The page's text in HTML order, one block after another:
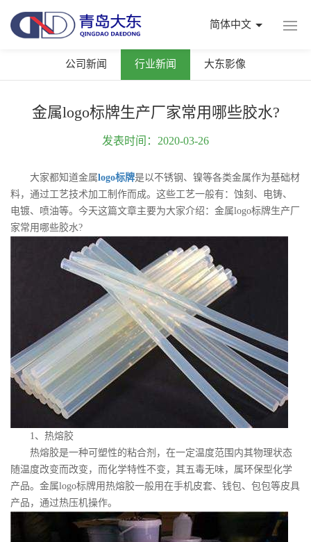
简体中文
公司新闻 行业新闻 大东影像
金属logo标牌生产厂家常用哪些胶水?
发表时间：2020-03-26
大家都知道金属logo标牌是以不锈钢、镍等各类金属作为基础材
料，通过工艺技术加工制作而成。这些工艺一般有：蚀刻、电铸、
电镀、喷油等。今天这篇文章主要为大家介绍：金属logo标牌生产厂
家常用哪些胶水?
1、热熔胶
热熔胶是一种可塑性的粘合剂，在一定温度范围内其物理状态
随温度改变而改变，而化学特性不变，其五毒无味，属环保型化学
产品。金属logo标牌用热熔胶一般用在手机皮套、钱包、包包等皮具
产品，通过热压机操作。